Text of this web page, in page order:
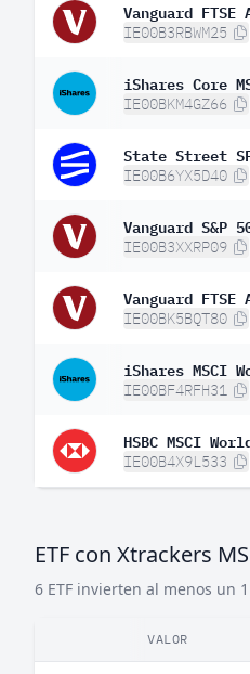
Vanguard
IE00B3RBWM25
iShares Core
IE00BKM4GZ66
State Street
IE00B6YX5D40
Vanguard S&P
IE00B3XXRP09
Vanguard
IE00BK5BQT80
iShares MSCI
IE00BF4RFH31
HSBC MSCI
IE00B4X9L533
ETF con Xtrackers
6 ETF invierten al menos un
VALOR